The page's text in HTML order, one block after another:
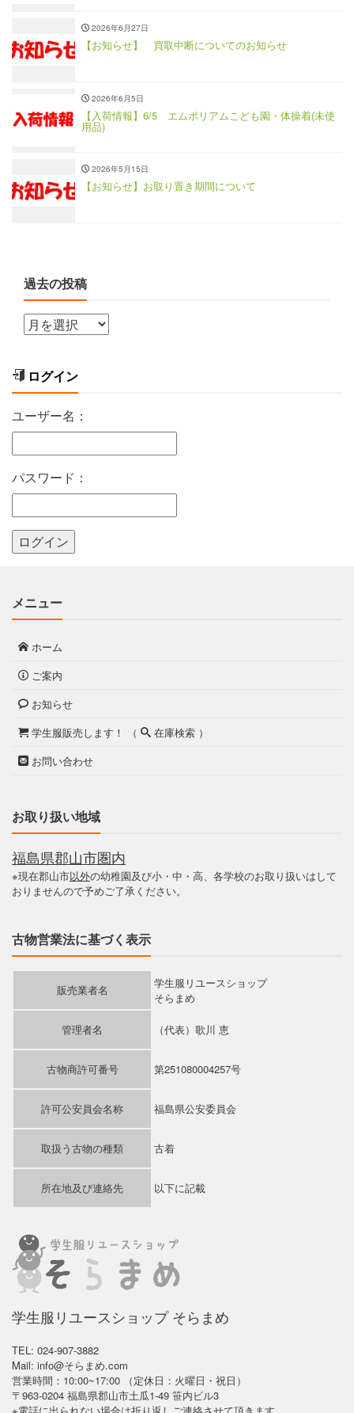
2026年6月27日
【お知らせ】 買取中断についてのお知らせ
2026年6月5日
【入荷情報】6/5 エムポリアムこども園・体操着(未使
用品)
2026年5月15日
【お知らせ】お取り置き期間について
過去の投稿
ログイン
ユーザー名：
パスワード：
メニュー
ホーム
ご案内
お知らせ
学生服販売します！ （
在庫検索 ）
お問い合わせ
お取り扱い地域
福島県郡山市圏内
※現在郡山市以外の幼稚園及び小・中・高、各学校のお取り扱いはして
おりませんので予めご了承ください。
古物営業法に基づく表示
販売業者名
学生服リユースショップ
そらまめ
管理者名 （代表）歌川 恵
古物商許可番号 第251080004257号
許可公安員会名称 福島県公安委員会
取扱う古物の種類 古着
所在地及び連絡先 以下に記載
学生服リユースショップ そらまめ
TEL: 024-907-3882
Mail: info@そらまめ.com
営業時間：10:00~17:00 （定休日：火曜日・祝日）
〒963-0204 福島県郡山市土瓜1-49 笹内ビル3